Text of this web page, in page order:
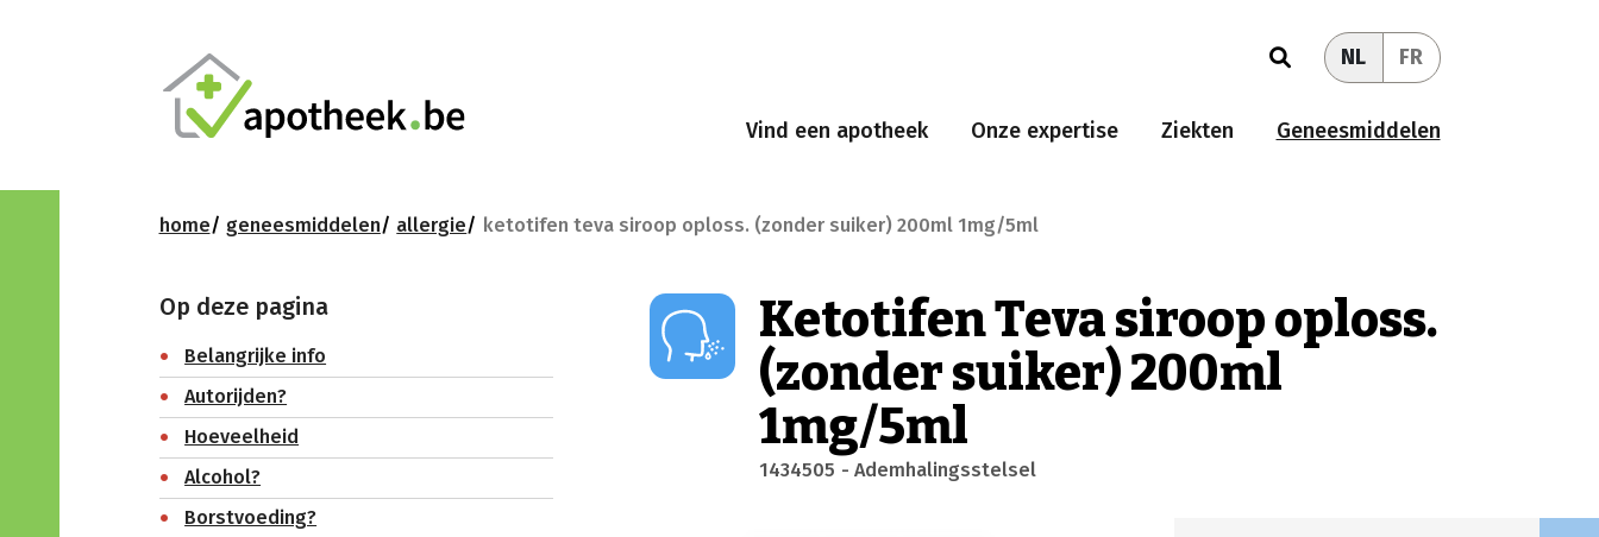
NL FR
Vind een apotheek Onze expertise Ziekten Geneesmiddelen
home geneesmiddelen allergie ketotifen teva siroop oploss. (zonder suiker) 200ml 1mg/5ml
Op deze pagina
Belangrijke info
Autorijden?
Hoeveelheid
Alcohol?
Borstvoeding?
Ketotifen Teva siroop oploss.
(zonder suiker) 200ml
1mg/5ml
1434505 - Ademhalingsstelsel